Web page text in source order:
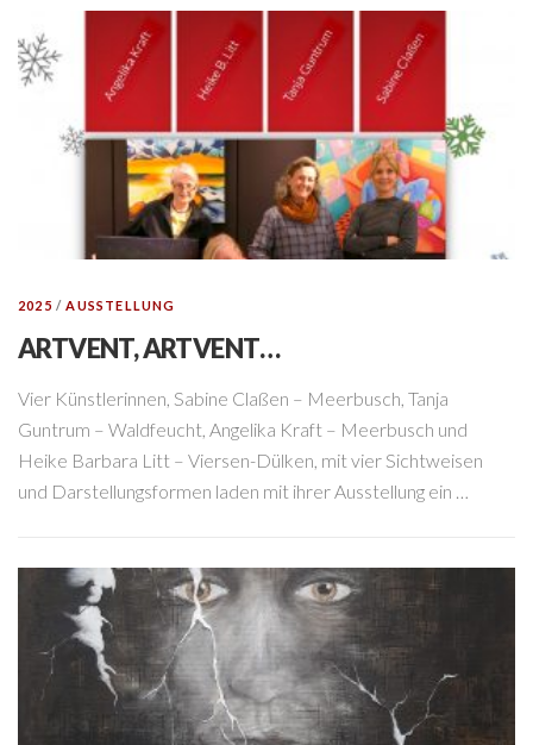
2025 / AUSSTELLUNG
ARTVENT, ARTVENT…
Vier Künstlerinnen, Sabine Claßen – Meerbusch, Tanja
Guntrum – Waldfeucht, Angelika Kraft – Meerbusch und
Heike Barbara Litt – Viersen-Dülken, mit vier Sichtweisen
und Darstellungsformen laden mit ihrer Ausstellung ein …